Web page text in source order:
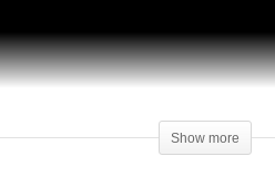
Show more